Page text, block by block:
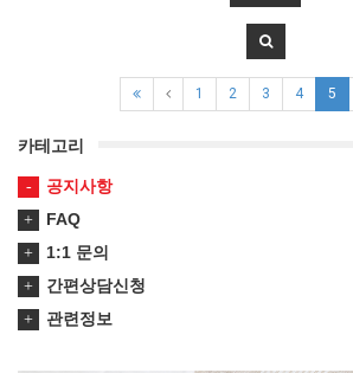
1 2 3 4 5
카테고리
공지사항
FAQ
1:1 문의
간편상담신청
관련정보